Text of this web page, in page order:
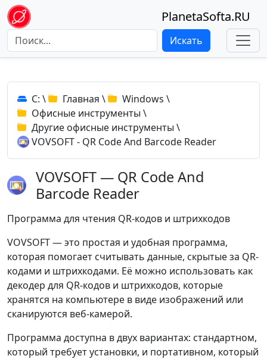
PlanetaSofta.RU
Искать
C: \ Главная \ Windows \
Офисные инструменты \
Другие офисные инструменты \
VOVSOFT - QR Code And Barcode Reader
VOVSOFT — QR Code And
Barcode Reader
Программа для чтения QR-кодов и штрихкодов
VOVSOFT — это простая и удобная программа,
которая помогает считывать данные, скрытые за QR-
кодами и штрихкодами. Её можно использовать как
декодер для QR-кодов и штрихкодов, которые
хранятся на компьютере в виде изображений или
сканируются веб-камерой.
Программа доступна в двух вариантах: стандартном,
который требует установки, и портативном, который